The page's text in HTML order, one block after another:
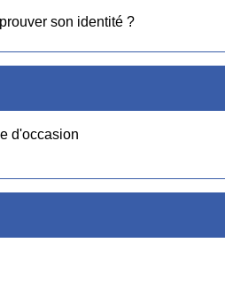
son identité ?
d'occasion